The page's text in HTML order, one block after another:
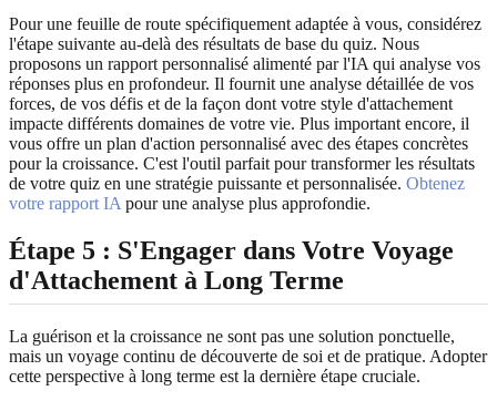
Pour une feuille de route spécifiquement adaptée à vous, considérez
l'étape suivante au-delà des résultats de base du quiz. Nous
proposons un rapport personnalisé alimenté par l'IA qui analyse vos
réponses plus en profondeur. Il fournit une analyse détaillée de vos
forces, de vos défis et de la façon dont votre style d'attachement
impacte différents domaines de votre vie. Plus important encore, il
vous offre un plan d'action personnalisé avec des étapes concrètes
pour la croissance. C'est l'outil parfait pour transformer les résultats
de votre quiz en une stratégie puissante et personnalisée. Obtenez
votre rapport IA pour une analyse plus approfondie.
Étape 5 : S'Engager dans Votre Voyage
d'Attachement à Long Terme
La guérison et la croissance ne sont pas une solution ponctuelle,
mais un voyage continu de découverte de soi et de pratique. Adopter
cette perspective à long terme est la dernière étape cruciale.